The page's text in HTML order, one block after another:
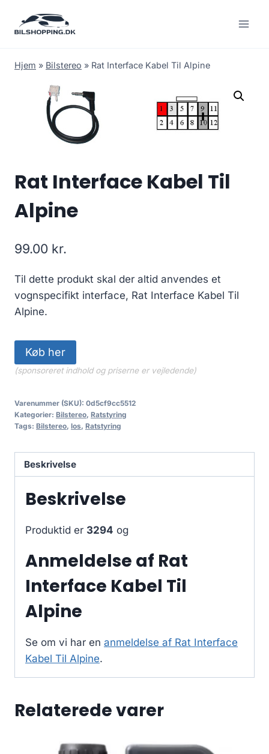
Hjem » Bilstereo » Rat Interface Kabel Til Alpine
Rat Interface Kabel Til
Alpine
99.00 kr.
Til dette produkt skal der altid anvendes et
vognspecifikt interface, Rat Interface Kabel Til
Alpine.
Køb her
(sponsoreret indhold og priserne er vejledende)
Varenummer (SKU): 0d5cf9cc5512
Kategorier: Bilstereo, Ratstyring
Tags: Bilstereo, los, Ratstyring
Beskrivelse
Beskrivelse
Produktid er 3294 og
Anmeldelse af Rat
Interface Kabel Til
Alpine
Se om vi har en anmeldelse af Rat Interface
Kabel Til Alpine.
Relaterede varer